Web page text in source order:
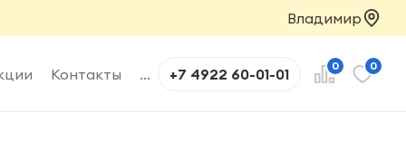
Владимир
Контакты ... +7 4922 60-01-01 0 0